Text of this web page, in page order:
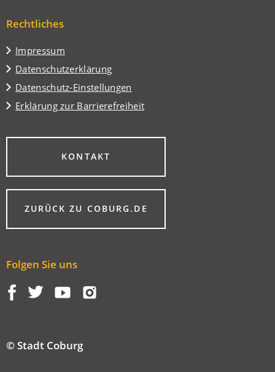
Tab)
Rechtliches
Impressum
Datenschutzerklärung
Datenschutz-Einstellungen
Erklärung zur Barrierefreiheit
KONTAKT
EINEM
NEUEN
TAB)ZURÜCK ZU COBURG.DE
(ÖFFNET
EINEM
Folgen Sie uns
© Stadt Coburg